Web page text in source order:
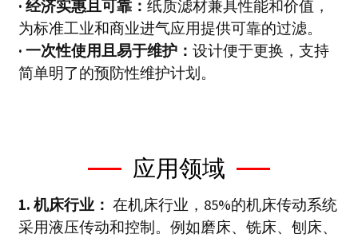
· 经济实惠且可靠： 纸质滤材兼具性能和价值，
为标准工业和商业进气应用提供可靠的过滤。
· 一次性使用且易于维护： 设计便于更换，支持
简单明了的预防性维护计划。
应用领域
1. 机床行业： 在机床行业，85%的机床传动系统
采用液压传动和控制。例如磨床、铣床、刨床、